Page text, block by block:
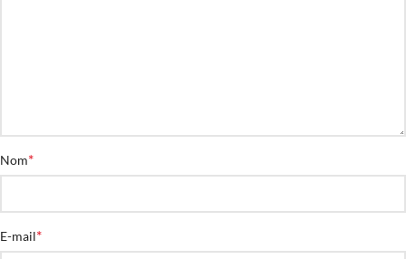
Nom*
E-mail*